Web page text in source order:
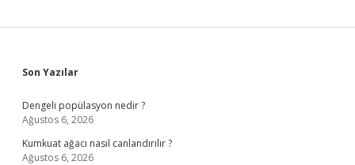
Sidebar
Son Yazılar
Dengeli popülasyon nedir ?
Ağustos 6, 2026
Kumkuat ağacı nasıl canlandırılır ?
Ağustos 6, 2026